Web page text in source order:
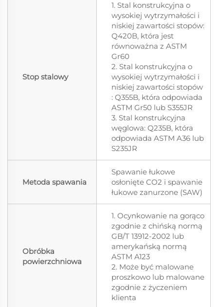
Stop stalowy
1. Stal konstrukcyjna o
wysokiej wytrzymałości i
niskiej zawartości stopów:
Q420B, która jest
równoważna z ASTM
Gr60
2. Stal konstrukcyjna o
wysokiej wytrzymałości i
niskiej zawartości stopów
: Q355B, która odpowiada
ASTM Gr50 lub S355JR
3. Stal konstrukcyjna
węglowa: Q235B, która
odpowiada ASTM A36 lub
S235JR
Metoda spawania
Spawanie łukowe
osłonięte CO2 i spawanie
łukowe zanurzone (SAW)
Obróbka
powierzchniowa
1. Ocynkowanie na gorąco
zgodnie z chińską normą
GB/T 13912-2002 lub
amerykańską normą
ASTM A123
2. Może być malowane
proszkowo lub malowane
zgodnie z życzeniem
klienta